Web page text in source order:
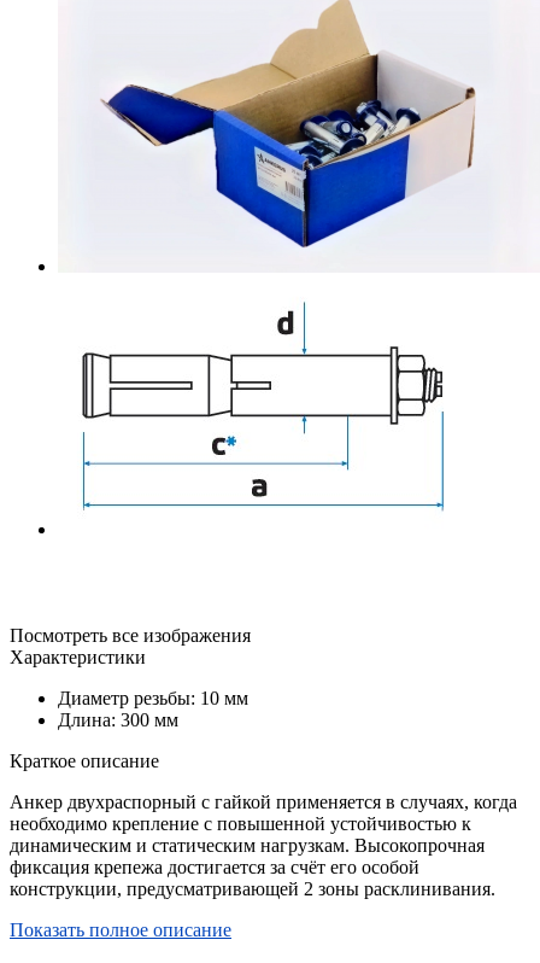
Посмотреть все изображения
Характеристики
Диаметр резьбы: 10 мм
Длина: 300 мм
Краткое описание
Анкер двухраспорный с гайкой применяется в случаях, когда
необходимо крепление с повышенной устойчивостью к
динамическим и статическим нагрузкам. Высокопрочная
фиксация крепежа достигается за счёт его особой
конструкции, предусматривающей 2 зоны расклинивания.
Показать полное описание